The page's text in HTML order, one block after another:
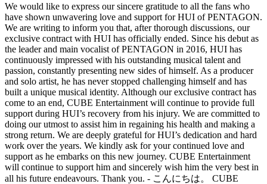
We would like to express our sincere gratitude to all the fans who
have shown unwavering love and support for HUI of PENTAGON.
We are writing to inform you that, after thorough discussions, our
exclusive contract with HUI has officially ended. Since his debut as
the leader and main vocalist of PENTAGON in 2016, HUI has
continuously impressed with his outstanding musical talent and
passion, constantly presenting new sides of himself. As a producer
and solo artist, he has never stopped challenging himself and has
built a unique musical identity. Although our exclusive contract has
come to an end, CUBE Entertainment will continue to provide full
support during HUI’s recovery from his injury. We are committed to
doing our utmost to assist him in regaining his health and making a
strong return. We are deeply grateful for HUI’s dedication and hard
work over the years. We kindly ask for your continued love and
support as he embarks on this new journey. CUBE Entertainment
will continue to support him and sincerely wish him the very best in
all his future endeavours. Thank you. - こんにちは。 CUBE